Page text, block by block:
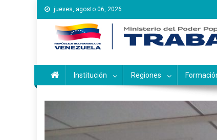
Saltar
al
contenido
jueves, agosto 06, 2026
Instituto Nacional de
Inces
Institución Regiones